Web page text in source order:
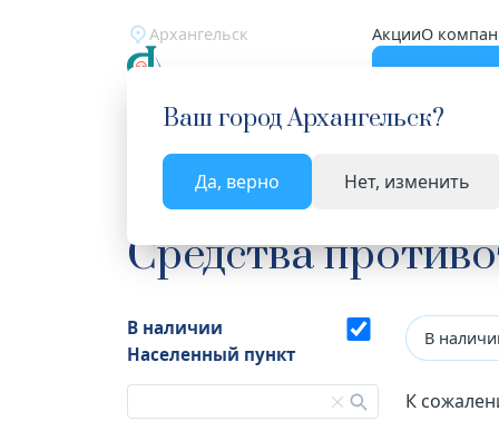
Архангельск АкцииО
Ваш городАрхангельск?
Да, верно Нет, изменить
Главная Каталог Лекарства и БАД
Средства
В наличии
Населенный пункт
В
К